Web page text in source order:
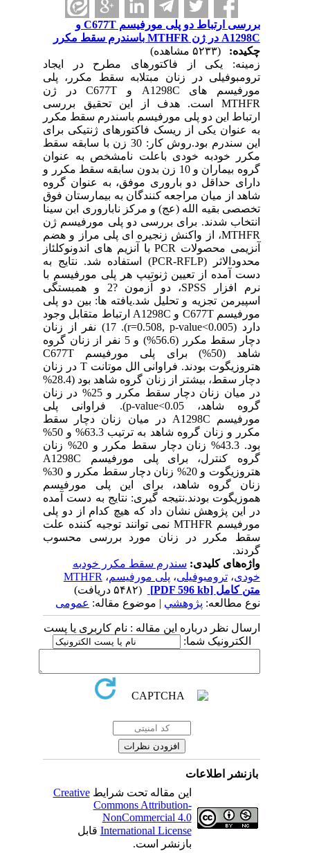
بررسی ارتباط دو پلی مورفیسم C677T و
A1298C در ژن MTHFR باسندرم سقط مکرر
چکیده:
زمینه: یکی از فاکتورهای مطرح در ایجاد
ترومبوفیلی در زنان مبتلابه سقط مکرر، پلی
مورفیسم های A1298C و C677T در ژن
MTHFR است. هدف از این تحقیق بررسی
ارتباط این دو پلی مورفیسم باسندرم سقط مکرر
به عنوان یکی از ریسک فاکتورهای ژنتیکی برای
این سندرم بود.روش کار: 30 زن با سابقه سقط
مکرر خودبه خودی باعلت نامشخص به عنوان
گروه بیماران و 10 زن بدون سابقه سقط مکرر و
دارای حداقل دو باروری موفق، به عنوان گروه
شاهد از میان مراجعه کنندگان به بیمارستان فوق
تخصصی بقیه الله (عج) و مرکز ناباروری ابن سینا
انتخاب شدند. برای بررسی دو پلی مورفیسم ژن
MTHFR، از واکنش زنجیره ای پلی مراز و هضم
آنزیمی محصولات PCR با آنزیم های اندونوکلئاز
محدودالاثر (PCR-RFLP) استفاده شد. نتایج به
دست آمده از تعیین ژنوتیپ هر پلی مورفیسم با
نرم افزار SPSS، دو آزمون ?2 و همبستگی
اسپیرمن تجزیه و تحلیل شد.یافته ها: بین دو پلی
مورفیسم C677T و A1298C ارتباط متقابل وجود
دارد (r=0.508, p-value<0.005). 17) نفر از زنان
دچار سقط مکرر (56.6%) و 5 نفر از زنان گروه
شاهد (50%) برای پلی مورفیسم C677T
هتروزیگوت بودند. فراوانی الل موتانت T در زنان
دچار سقط، بیشتر از زنان گروه شاهد بود (28.4%
در میان زنان دچار سقط مکرر و 25% در زنان
گروه شاهد، p-value<0.05). فراوانی پلی
مورفیسم A1298C در میان زنان دچار سقط
مکرر و زنان گروه شاهد به ترتیب 63.3% و 50%
بود. 43.3% زنان دچار سقط مکرر و 20% زنان
گروه کنترل، برای پلی مورفیسم A1298C
هتروزیگوت و 20% زنان دچار سقط مکرر و 30%
زنان گروه شاهد، برای این پلی مورفیسم
هموزیگوت بودند.نتیجه گیری: نتایج به دست آمده
در این پژوهش نشان داد که هیچ کدام از دو پلی
مورفیسم MTHFR نمی توانند توجیه کننده علت
سقط مکرر در زنان مورد بررسی محسوب
گردند.
واژه‌های کلیدی:سندرم سقط مکرر خودبه
خودی،ترومبوفیلی،پلی مورفیسم،MTHFR
متن کامل[PDF 596 kb]
نوع مطالعه:پژوهشي| موضوع مقاله:عمومى
ارسال نظر درباره این مقاله : نام کاربری یا پست
الکترونیک شما:
بازنشر اطلاعات
این مقاله تحت شرایطCreative
Commons Attribution-
NonCommercial 4.0
International Licenseقابل
بازنشر است.